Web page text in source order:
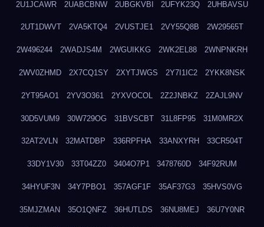
2U1JCAWR 2UABCBNW 2UBGKVBI 2UFYK23Q 2UHBAVSU
2UT1DWVT 2VA5KTQ4 2VUSTJE1 2VY55Q8B 2W29565T
2W496244 2WADJS4M 2WGUIKKG 2WK2EL88 2WNPNKRH
2WV0ZHMD 2X7CQ1SY 2XYTJWGS 2Y7I1IC2 2YKK8NSK
2YT95AO1 2YV3O361 2YXVOCOL 2Z2JNBKZ 2ZAJL9NV
30D5VUM9 30W729OG 31BVSCBT 31L8FP95 31M0MR2X
32AT2VLN 32MATDBP 336RPFHA 33ANXYRH 33CR504T
33DY1V30 33T04ZZ0 3404O7P1 3478760D 34F92RUM
34HYUF3N 34Y7PBO1 357AGF1F 35AF37G3 35HVS0VG
35MJZMAN 35O1QNFZ 36HUTLDS 36NU8MEJ 36U7Y0NR